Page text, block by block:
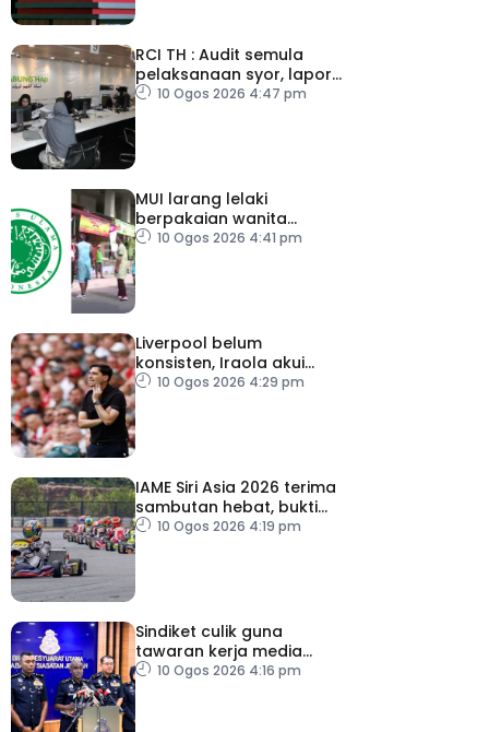
RCI TH : Audit semula
pelaksanaan syor, lapor
secara terus
10 Ogos 2026 4:47 pm
MUI larang lelaki
berpakaian wanita
sempena Hari
10 Ogos 2026 4:41 pm
Liverpool belum
konsisten, Iraola akui
masih banyak perlu
10 Ogos 2026 4:29 pm
IAME Siri Asia 2026 terima
sambutan hebat, bukti
Malaysia bertaraf dunia
10 Ogos 2026 4:19 pm
Sindiket culik guna
tawaran kerja media
sosial tumpas
10 Ogos 2026 4:16 pm